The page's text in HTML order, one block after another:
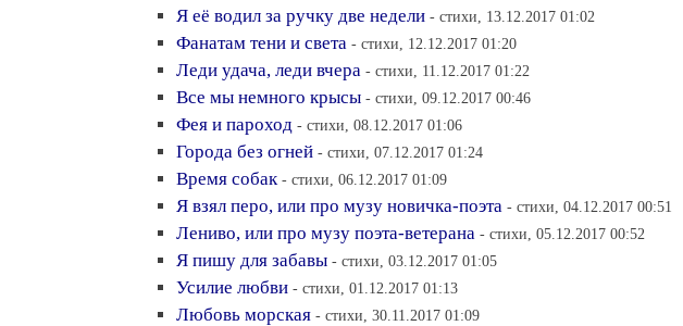
Я её водил за ручку две недели - стихи, 13.12.2017 01:02
Фанатам тени и света - стихи, 12.12.2017 01:20
Леди удача, леди вчера - стихи, 11.12.2017 01:22
Все мы немного крысы - стихи, 09.12.2017 00:46
Фея и пароход - стихи, 08.12.2017 01:06
Города без огней - стихи, 07.12.2017 01:24
Время собак - стихи, 06.12.2017 01:09
Я взял перо, или про музу новичка-поэта - стихи, 04.12.2017 00:51
Лениво, или про музу поэта-ветерана - стихи, 05.12.2017 00:52
Я пишу для забавы - стихи, 03.12.2017 01:05
Усилие любви - стихи, 01.12.2017 01:13
Любовь морская - стихи, 30.11.2017 01:09